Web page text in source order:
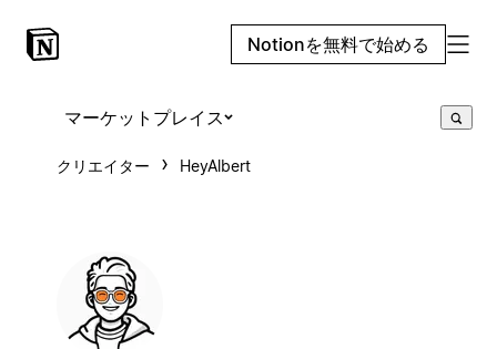
Notionを無料で始める
マーケットプレイス
クリエイター HeyAlbert